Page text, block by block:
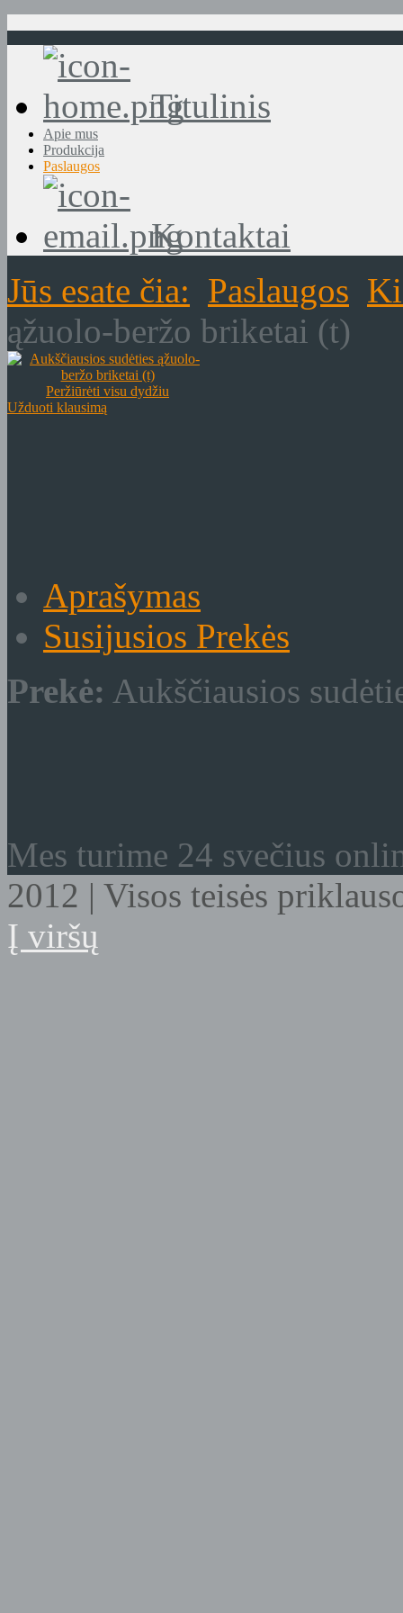
Titulinis
Apie mus
Produkcija
Paslaugos
Kontaktai
Jūs esate čia: Paslaugos
ąžuolo-beržo briketai (t)
Peržiūrėti visu dydžiu
Užduoti klausimą
Aprašymas
Susijusios Prekės
Prekė: Aukščiausios
Mes turime 24 svečius
2012 | Visos teisės
Į viršų